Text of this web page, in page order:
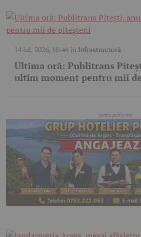
14 iul. 2026, 18:46în Infrastructură
Ultima oră: Publitrans
ultim moment pentru mii